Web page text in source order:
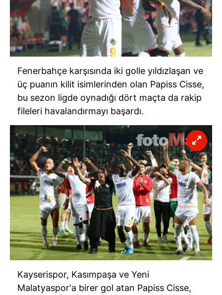
Fenerbahçe karşısında iki golle yıldızlaşan ve
üç puanın kilit isimlerinden olan Papiss Cisse,
bu sezon ligde oynadığı dört maçta da rakip
fileleri havalandırmayı başardı.
Kayserispor, Kasımpaşa ve Yeni
Malatyaspor'a birer gol atan Papiss Cisse,